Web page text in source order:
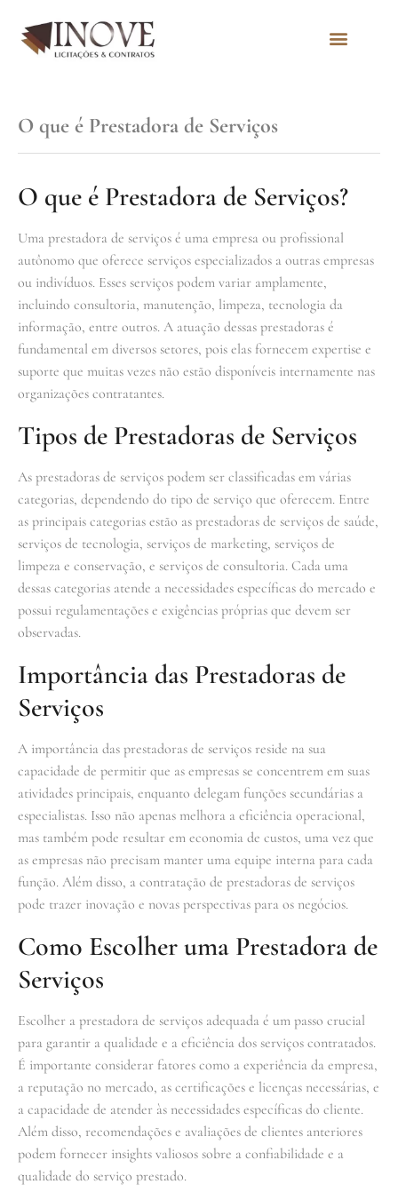
O que é Prestadora de Serviços
O que é Prestadora de Serviços?
Uma prestadora de serviços é uma empresa ou profissional
autônomo que oferece serviços especializados a outras empresas
ou indivíduos. Esses serviços podem variar amplamente,
incluindo consultoria, manutenção, limpeza, tecnologia da
informação, entre outros. A atuação dessas prestadoras é
fundamental em diversos setores, pois elas fornecem expertise e
suporte que muitas vezes não estão disponíveis internamente nas
organizações contratantes.
Tipos de Prestadoras de Serviços
As prestadoras de serviços podem ser classificadas em várias
categorias, dependendo do tipo de serviço que oferecem. Entre
as principais categorias estão as prestadoras de serviços de saúde,
serviços de tecnologia, serviços de marketing, serviços de
limpeza e conservação, e serviços de consultoria. Cada uma
dessas categorias atende a necessidades específicas do mercado e
possui regulamentações e exigências próprias que devem ser
observadas.
Importância das Prestadoras de
Serviços
A importância das prestadoras de serviços reside na sua
capacidade de permitir que as empresas se concentrem em suas
atividades principais, enquanto delegam funções secundárias a
especialistas. Isso não apenas melhora a eficiência operacional,
mas também pode resultar em economia de custos, uma vez que
as empresas não precisam manter uma equipe interna para cada
função. Além disso, a contratação de prestadoras de serviços
pode trazer inovação e novas perspectivas para os negócios.
Como Escolher uma Prestadora de
Serviços
Escolher a prestadora de serviços adequada é um passo crucial
para garantir a qualidade e a eficiência dos serviços contratados.
É importante considerar fatores como a experiência da empresa,
a reputação no mercado, as certificações e licenças necessárias, e
a capacidade de atender às necessidades específicas do cliente.
Além disso, recomendações e avaliações de clientes anteriores
podem fornecer insights valiosos sobre a confiabilidade e a
qualidade do serviço prestado.